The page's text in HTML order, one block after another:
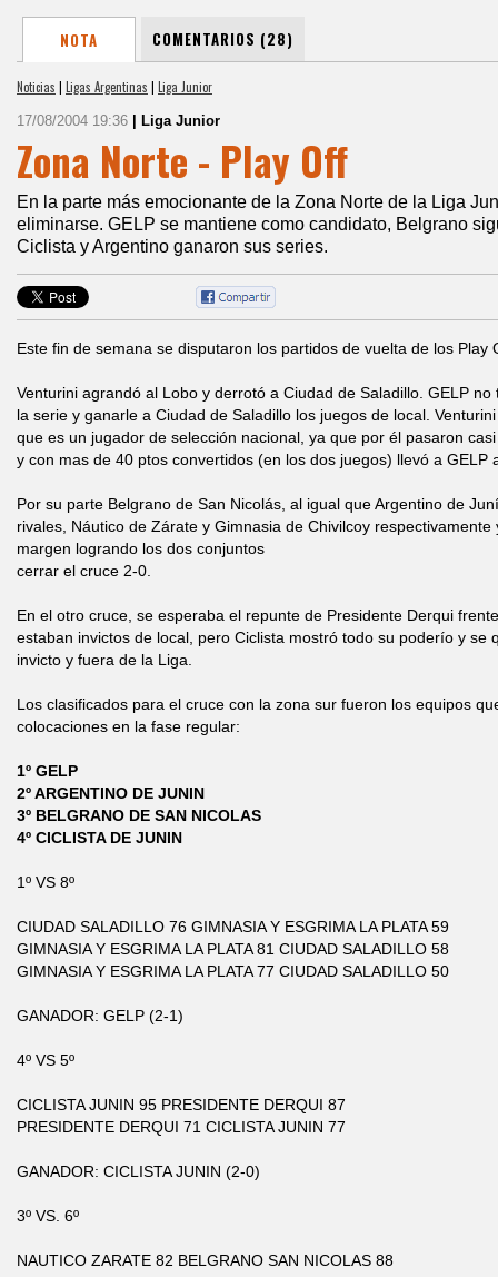
NOTA COMENTARIOS (28)
Noticias | Ligas Argentinas | Liga Junior
17/08/2004 19:36 | Liga Junior
Zona Norte - Play Off
En la parte más emocionante de la Zona Norte de la Liga
eliminarse. GELP se mantiene como candidato, Belgrano
Ciclista y Argentino ganaron sus series.
Este fin de semana se disputaron los partidos de vuelta de los Play
Venturini agrandó al Lobo y derrotó a Ciudad de Saladillo. GELP
la serie y ganarle a Ciudad de Saladillo los juegos de local.
que es un jugador de selección nacional, ya que por él pasaron
y con mas de 40 ptos convertidos (en los dos juegos) llevó a GELP
Por su parte Belgrano de San Nicolás, al igual que Argentino de
rivales, Náutico de Zárate y Gimnasia de Chivilcoy
margen logrando los dos conjuntos
cerrar el cruce 2-0.
En el otro cruce, se esperaba el repunte de Presidente Derqui
estaban invictos de local, pero Ciclista mostró todo su poderío y se
invicto y fuera de la Liga.
Los clasificados para el cruce con la zona sur fueron los equipos
colocaciones en la fase regular:
1º GELP
2º ARGENTINO DE JUNIN
3º BELGRANO DE SAN NICOLAS
4º CICLISTA DE JUNIN
1º VS 8º
CIUDAD SALADILLO 76 GIMNASIA Y ESGRIMA LA PLATA 59
GIMNASIA Y ESGRIMA LA PLATA 81 CIUDAD SALADILLO 58
GIMNASIA Y ESGRIMA LA PLATA 77 CIUDAD SALADILLO 50
GANADOR: GELP (2-1)
4º VS 5º
CICLISTA JUNIN 95 PRESIDENTE DERQUI 87
PRESIDENTE DERQUI 71 CICLISTA JUNIN 77
GANADOR: CICLISTA JUNIN (2-0)
3º VS. 6º
NAUTICO ZARATE 82 BELGRANO SAN NICOLAS 88